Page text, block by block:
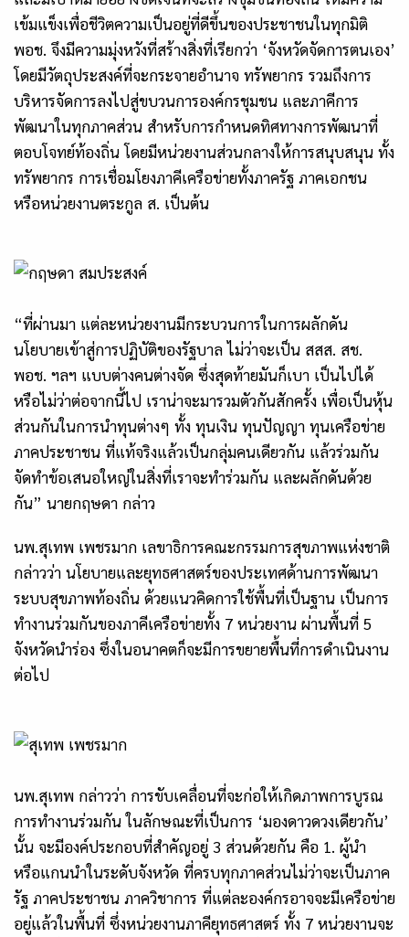
เข้มแข็งเพื่อชีวิตความเป็นอยู่ที่ดีขึ้นของประชาชนในทุกมิติ
พอช. จึงมีความมุ่งหวังที่สร้างสิ่งที่เรียกว่า ‘จังหวัดจัดการตนเอง’
โดยมีวัตถุประสงค์ที่จะกระจายอำนาจ ทรัพยากร รวมถึงการ
บริหารจัดการลงไปสู่ขบวนการองค์กรชุมชน และภาคีการ
พัฒนาในทุกภาคส่วน สำหรับการกำหนดทิศทางการพัฒนาที่
ตอบโจทย์ท้องถิ่น โดยมีหน่วยงานส่วนกลางให้การสนุบสนุน ทั้ง
ทรัพยากร การเชื่อมโยงภาคีเครือข่ายทั้งภาครัฐ ภาคเอกชน
หรือหน่วยงานตระกูล ส. เป็นต้น
“ที่ผ่านมา แต่ละหน่วยงานมีกระบวนการในการผลักดัน
นโยบายเข้าสู่การปฏิบัติของรัฐบาล ไม่ว่าจะเป็น สสส. สช.
พอช. ฯลฯ แบบต่างคนต่างจัด ซึ่งสุดท้ายมันก็เบา เป็นไปได้
หรือไม่ว่าต่อจากนี้ไป เราน่าจะมารวมตัวกันสักครั้ง เพื่อเป็นหุ้น
ส่วนกันในการนำทุนต่างๆ ทั้ง ทุนเงิน ทุนปัญญา ทุนเครือข่าย
ภาคประชาชน ที่แท้จริงแล้วเป็นกลุ่มคนเดียวกัน แล้วร่วมกัน
จัดทำข้อเสนอใหญ่ในสิ่งที่เราจะทำร่วมกัน และผลักดันด้วย
กัน” นายกฤษดา กล่าว
นพ.สุเทพ เพชรมาก เลขาธิการคณะกรรมการสุขภาพแห่งชาติ
กล่าวว่า นโยบายและยุทธศาสตร์ของประเทศด้านการพัฒนา
ระบบสุขภาพท้องถิ่น ด้วยแนวคิดการใช้พื้นที่เป็นฐาน เป็นการ
ทำงานร่วมกันของภาคีเครือข่ายทั้ง 7 หน่วยงาน ผ่านพื้นที่ 5
จังหวัดนำร่อง ซึ่งในอนาคตก็จะมีการขยายพื้นที่การดำเนินงาน
ต่อไป
นพ.สุเทพ กล่าวว่า การขับเคลื่อนที่จะก่อให้เกิดภาพการบูรณ
การทำงานร่วมกัน ในลักษณะที่เป็นการ ‘มองดาวดวงเดียวกัน’
นั้น จะมีองค์ประกอบที่สำคัญอยู่ 3 ส่วนด้วยกัน คือ 1. ผู้นำ
หรือแกนนำในระดับจังหวัด ที่ครบทุกภาคส่วนไม่ว่าจะเป็นภาค
รัฐ ภาคประชาชน ภาควิชาการ ที่แต่ละองค์กรอาจจะมีเครือข่าย
อยู่แล้วในพื้นที่ ซึ่งหน่วยงานภาคียุทธศาสตร์ ทั้ง 7 หน่วยงานจะ